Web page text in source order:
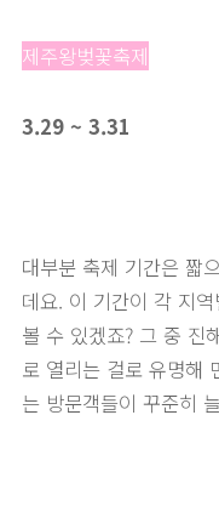
제주왕벚꽃축제
3.29 ~ 3.31
대부분 축제 기간은 짧
데요. 이 기간이 각 지
볼 수 있겠죠? 그 중 진
로 열리는 걸로 유명해
는 방문객들이 꾸준히